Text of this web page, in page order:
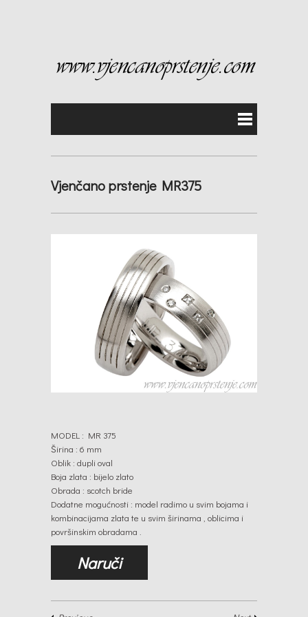
Vjenčano prstenje MR375
MODEL : MR 375
Širina : 6 mm
Oblik : dupli oval
Boja zlata : bijelo zlato
Obrada : scotch bride
Dodatne mogućnosti : model radimo u svim bojama i
kombinacijama zlata te u svim širinama , oblicima i
površinskim obradama .
Naruči